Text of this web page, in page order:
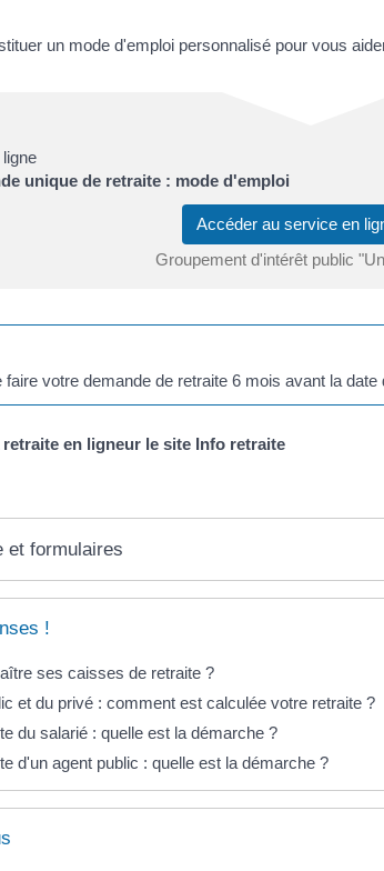
un mode d'emploi personnalisé pour vous
unique de retraite : mode d'emploi
Accéder au service en
Groupement d'intérêt public
votre demande de retraite 6 mois avant la date
retraite en ligneur le site Info retraite
et formulaires
!
ses caisses de retraite ?
et du privé : comment est calculée votre retraite ?
du salarié : quelle est la démarche ?
d'un agent public : quelle est la démarche ?